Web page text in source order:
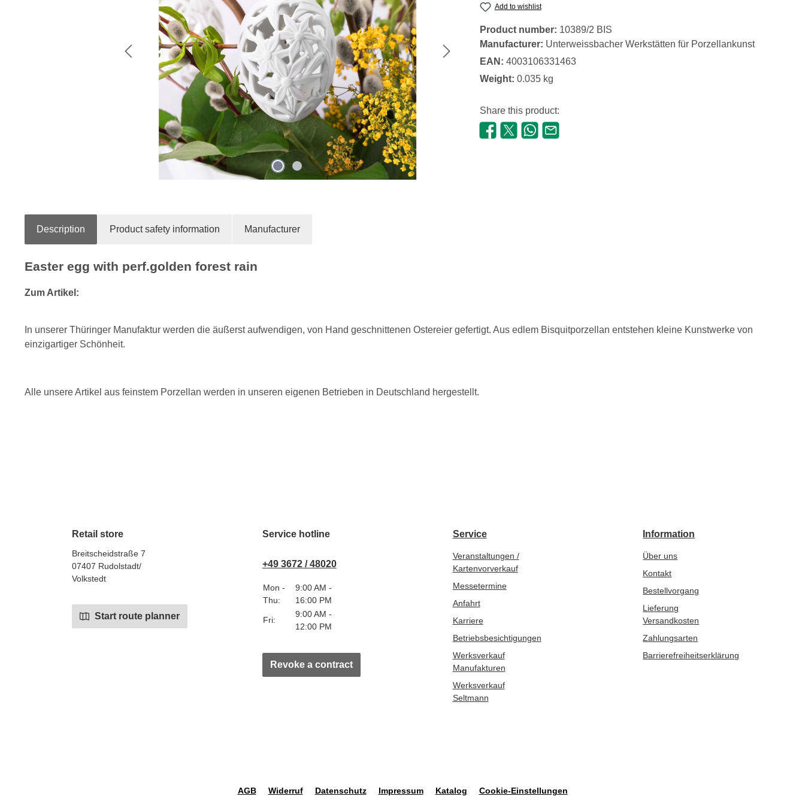
Add to wishlist
Product number: 10389/2 BIS
Manufacturer: Unterweissbacher Werkstätten für Porzellankunst
EAN: 4003106331463
Weight: 0.035 kg
Share this product:
Description Product safety information Manufacturer
Easter egg with perf.golden forest rain
Zum Artikel:
In unserer Thüringer Manufaktur werden die äußerst aufwendigen, von Hand geschnittenen Ostereier gefertigt. Aus edlem Bisquitporzellan entstehen kleine Kunstwerke von
einzigartiger Schönheit.
Alle unsere Artikel aus feinstem Porzellan werden in unseren eigenen Betrieben in Deutschland hergestellt.
Retail store
Breitscheidstraße 7
07407 Rudolstadt/
Volkstedt
Start route planner
Service hotline
+49 3672 / 48020
Mon -
Thu:
9:00 AM -
16:00 PM
Fri:
9:00 AM -
12:00 PM
Revoke a contract
Service
Veranstaltungen /
Kartenvorverkauf
Messetermine
Anfahrt
Karriere
Betriebsbesichtigungen
Werksverkauf
Manufakturen
Werksverkauf
Seltmann
Information
Über uns
Kontakt
Bestellvorgang
Lieferung
Versandkosten
Zahlungsarten
Barrierefreiheitserklärung
AGB Widerruf Datenschutz Impressum Katalog Cookie-Einstellungen